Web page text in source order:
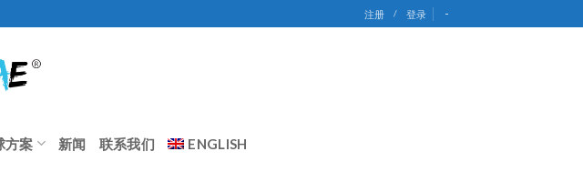
注册 / 登录 -
方案 新闻 联系我们 ENGLISH